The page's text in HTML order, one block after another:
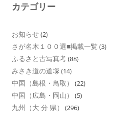
カテゴリー
お知らせ(2)
さが名木１００選■掲載一覧 (3)
ふるさと古写真考(88)
みさき道の道塚 (14)
中国（島根・鳥取） (22)
中国（広島・岡山） (5)
九州（大 分 県） (296)